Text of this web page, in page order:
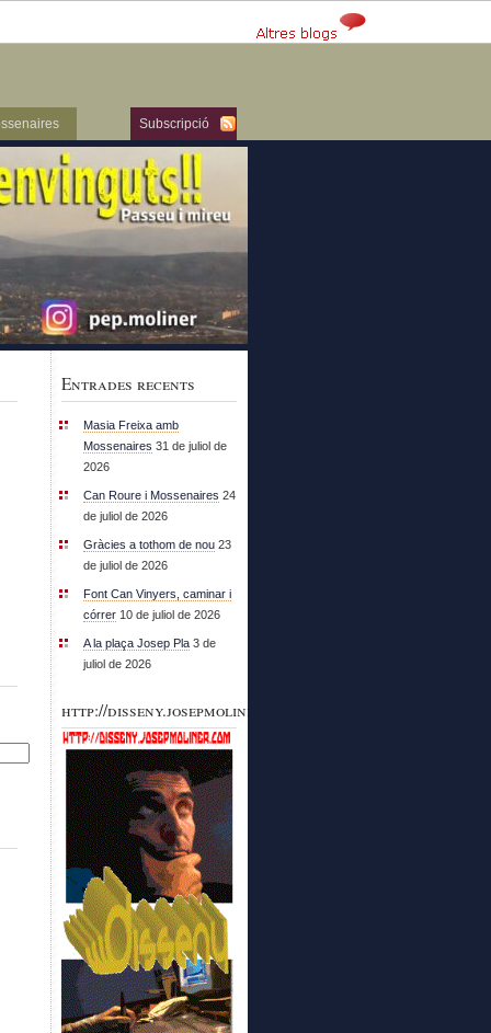
Subscripció
Entrades recents
Masia Freixa amb
Mossenaires 31 de juliol de
2026
Can Roure i Mossenaires 24
de juliol de 2026
Gràcies a tothom de nou 23
de juliol de 2026
Font Can Vinyers, caminar i
córrer 10 de juliol de 2026
A la plaça Josep Pla 3 de
juliol de 2026
http://disseny.josepmoliner.com